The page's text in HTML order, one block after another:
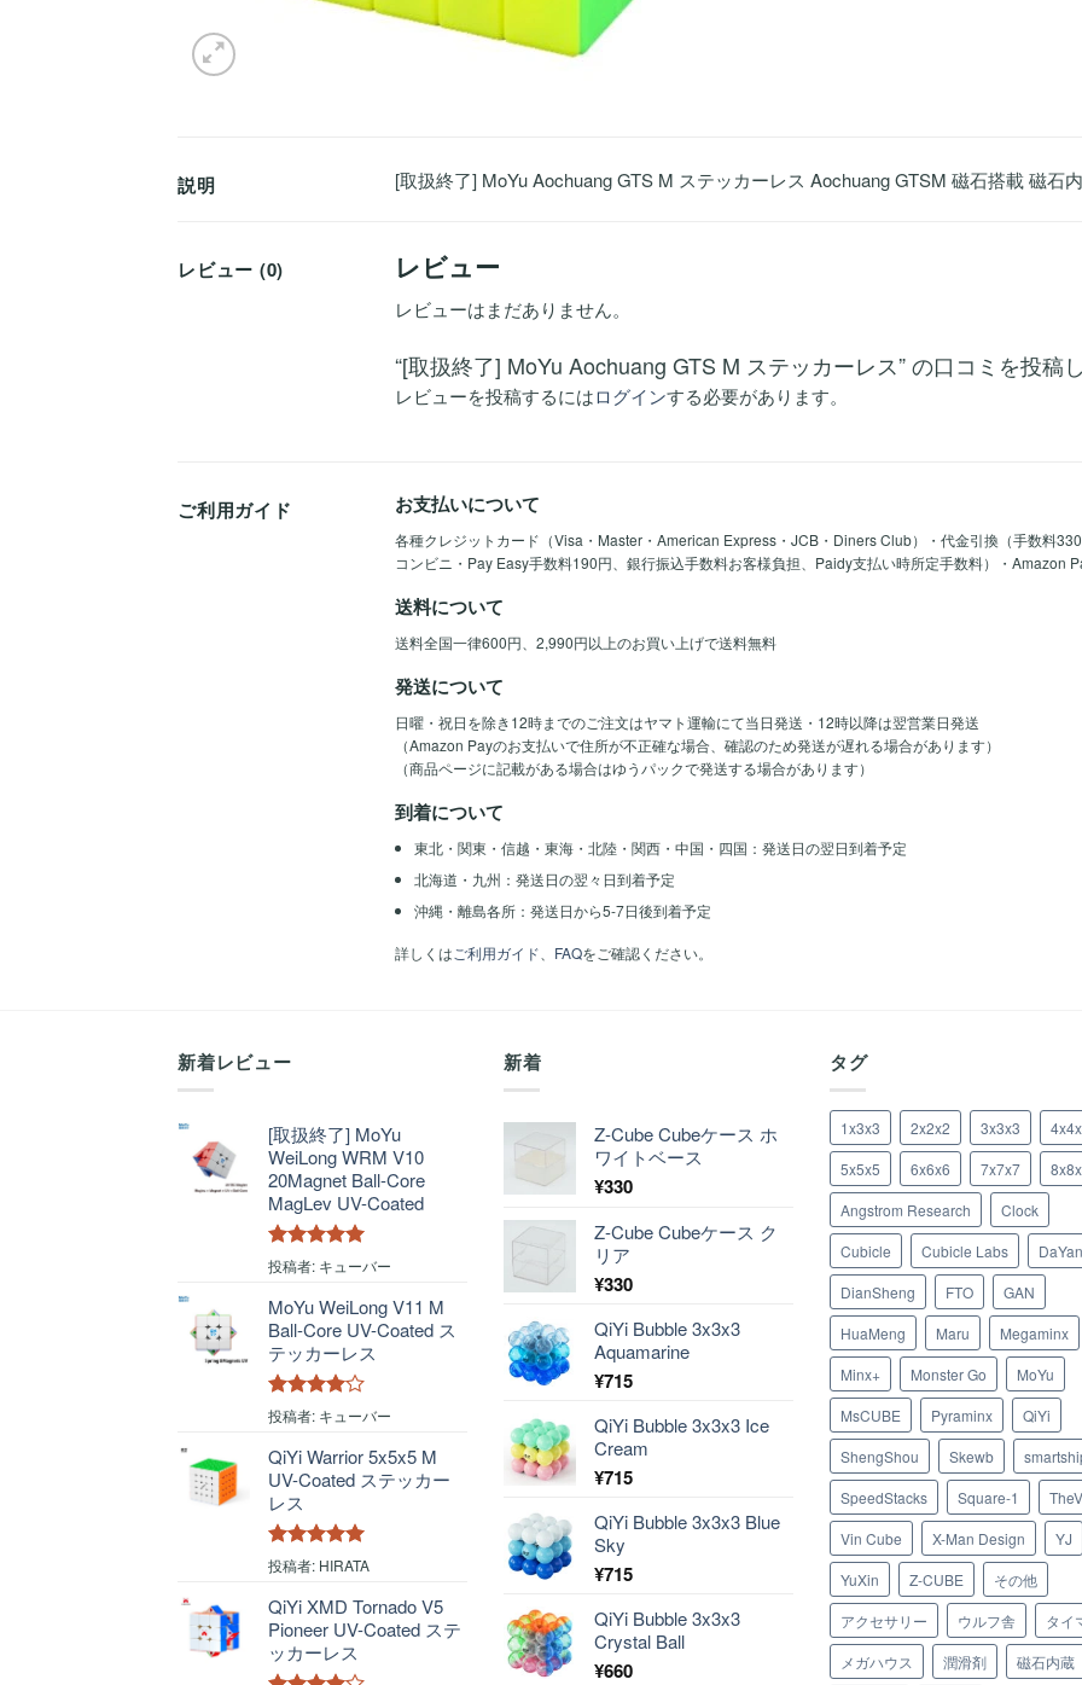
説明 [取扱終了] MoYu Aochuang GTS M ステッカーレス Aochuang GTSM 磁石搭載 磁石
レビュー (0) レビュー
レビューはまだありません。
“[取扱終了] MoYu Aochuang GTS M ステッカーレス” の口コミを投稿
レビューを投稿するにはログインする必要があります。
ご利用ガイド お支払いについて
各種クレジットカード（Visa・Master・American Express・JCB・Diners Club）・代金引換（手数料
コンビニ・Pay Easy手数料190円、銀行振込手数料お客様負担、Paidy支払い時所定手数料）・Amazon
送料について
送料全国一律600円、2,990円以上のお買い上げで送料無料
発送について
日曜・祝日を除き12時までのご注文はヤマト運輸にて当日発送・12時以降は翌営業日発送
（Amazon Payのお支払いで住所が不正確な場合、確認のため発送が遅れる場合があります）
（商品ページに記載がある場合はゆうパックで発送する場合があります）
到着について
東北・関東・信越・東海・北陸・関西・中国・四国：発送日の翌日到着予定
北海道・九州：発送日の翌々日到着予定
沖縄・離島各所：発送日から5-7日後到着予定
詳しくはご利用ガイド FAQをご確認ください。
新着レビュー
[取扱終了] MoYu
WeiLong WRM V10
20Magnet Ball-Core
MagLev UV-Coated
5段階中 5 の
投稿者: キューバー
MoYu WeiLong V11 M
Ball-Core UV-Coated ス
テッカーレス
5段階中 4
投稿者: キューバー
QiYi Warrior 5x5x5 M
UV-Coated ステッカー
レス
5段階中5の
投稿者: HIRATA
QiYi XMD Tornado V5
Pioneer UV-Coated ステ
ッカーレス
新着
Z-Cube Cubeケース ホ
ワイトベース
¥330
Z-Cube Cubeケース ク
リア
¥330
QiYi Bubble 3x3x3
Aquamarine
¥715
QiYi Bubble 3x3x3 Ice
Cream
¥715
QiYi Bubble 3x3x3 Blue
Sky
¥715
QiYi Bubble 3x3x3
Crystal Ball
¥660
タグ
1x3x3 2x2x2 3x3x3
5x5x5
6x6x6 7x7x7
Angstrom Research
Clock
Cubicle
Cubicle Labs
DaYan
DianSheng
FTO
GAN
HuaMeng
Maru
Megaminx
Minx+
Monster Go
MoYu
MsCUBE
Pyraminx
QiYi
ShengShou
Skewb
SpeedStacks
Square-1
Vin Cube
X-Man Design
YJ
YuXin
Z-CUBE
その他
アクセサリー
ウルフ舎
タイ
メガハウス
潤滑剤
磁石内蔵